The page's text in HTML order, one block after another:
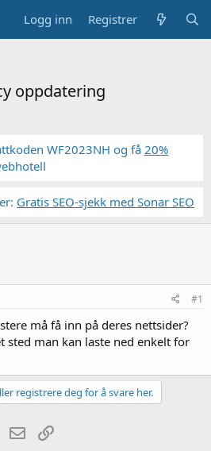
Logg inn Registrer
oppdatering
WF2023NH og få 20%
Gratis SEO-sjekk med Sonar SEO
#1
må få inn på deres nettsider?
sted man kan laste ned enkelt for
registrere deg for å svare her.
WhatsApp
E-post